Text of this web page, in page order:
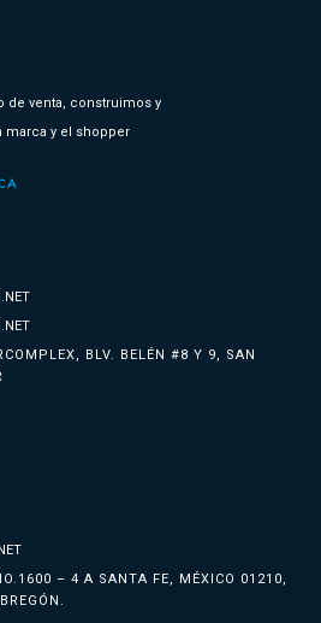
de venta, construimos y
marca y el shopper
BLV. BELÉN #8 Y 9, SAN
– 4 A SANTA FE, MÉXICO 01210,